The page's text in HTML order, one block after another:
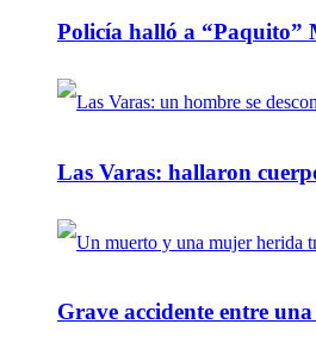
Policía halló a “Paquito”
Las Varas: hallaron
Grave accidente entre